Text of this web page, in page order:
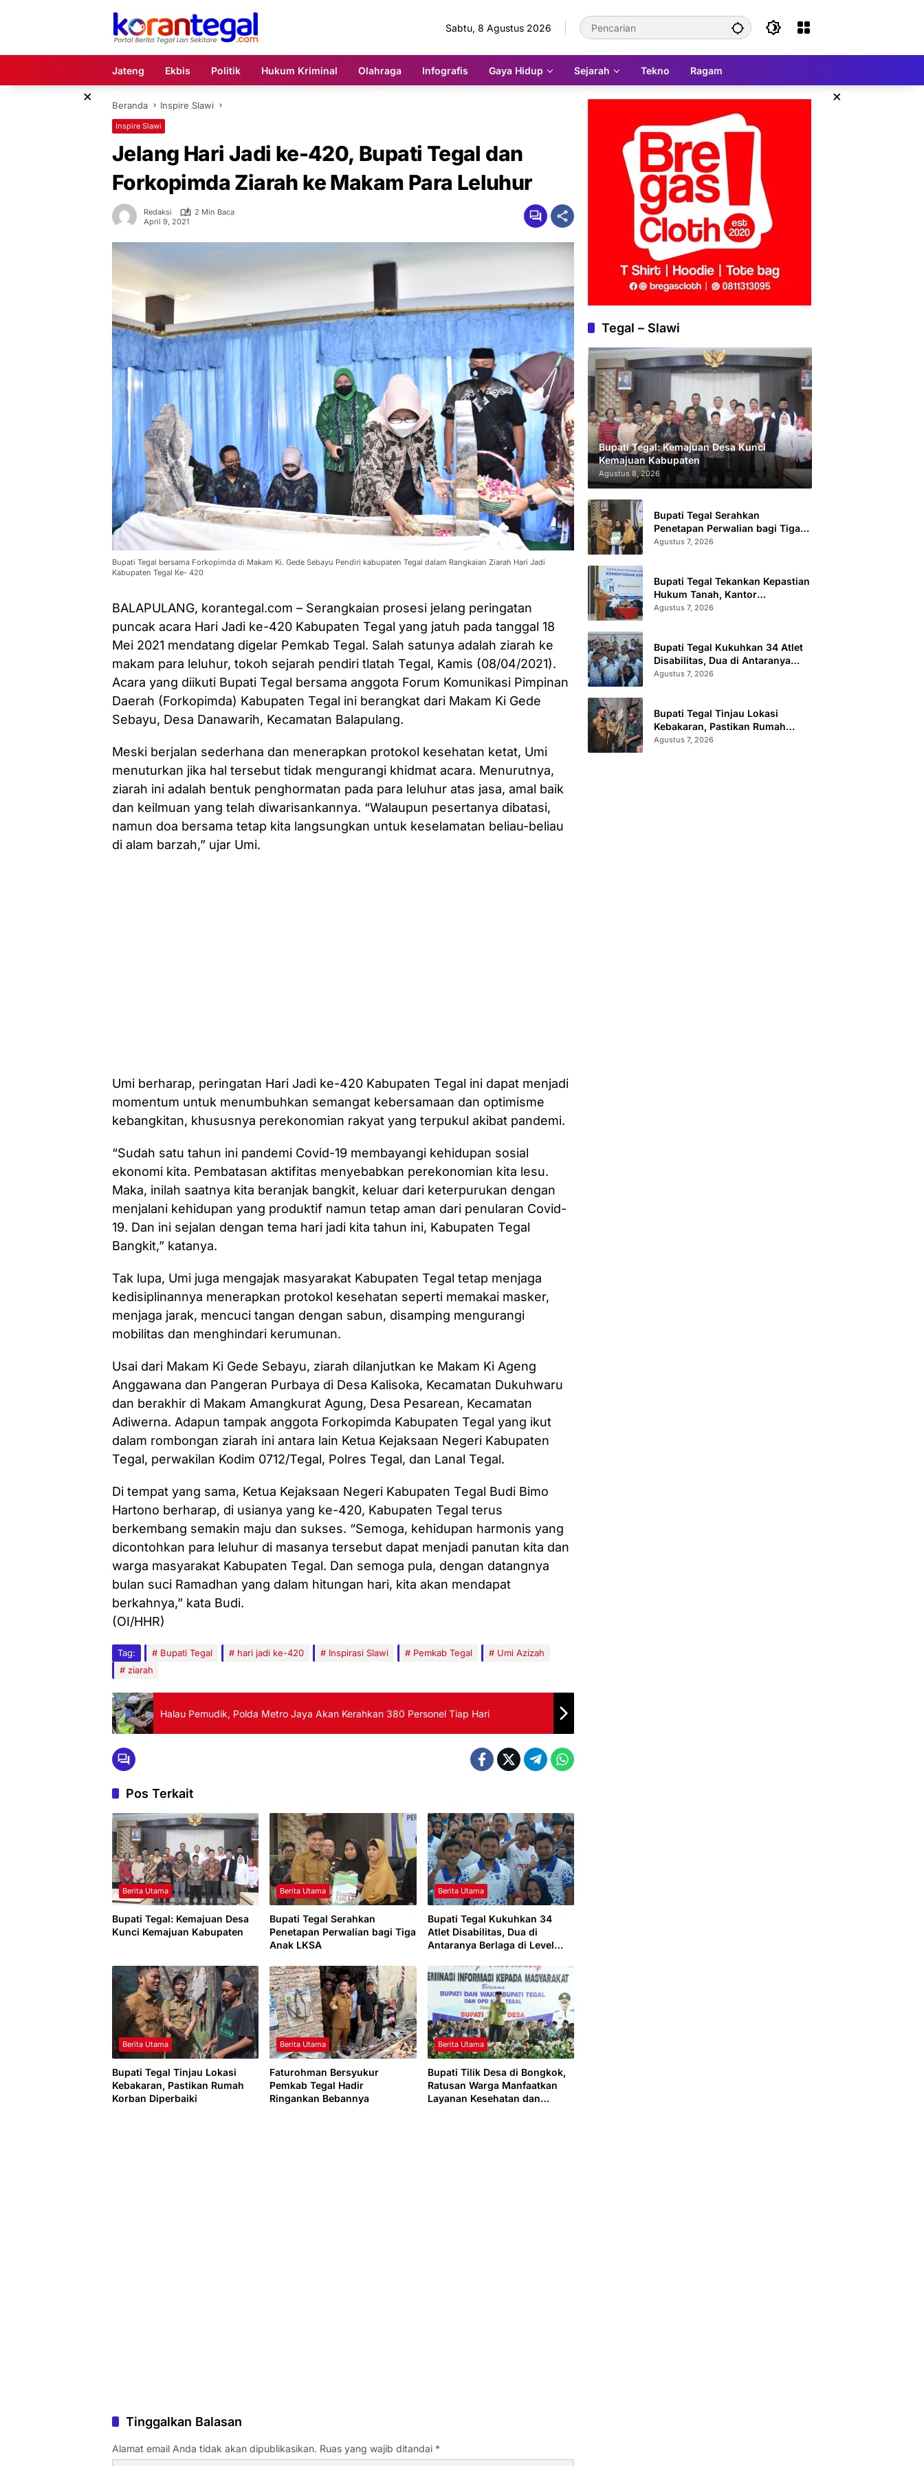
Sabtu, 8 Agustus 2026
Jateng Ekbis Politik Hukum Kriminal Olahraga Infografis Gaya Hidup Sejarah Tekno Ragam
× ×
Beranda Inspire Slawi
Inspire Slawi
Jelang Hari Jadi ke-420, Bupati Tegal dan
Forkopimda Ziarah ke Makam Para Leluhur
Redaksi
2 Min Baca
April 9, 2021
Bupati Tegal bersama Forkopimda di Makam Ki. Gede Sebayu Pendiri kabupaten Tegal dalam Rangkaian Ziarah Hari Jadi
Kabupaten Tegal Ke- 420
BALAPULANG, korantegal.com – Serangkaian prosesi jelang peringatan
puncak acara Hari Jadi ke-420 Kabupaten Tegal yang jatuh pada tanggal 18
Mei 2021 mendatang digelar Pemkab Tegal. Salah satunya adalah ziarah ke
makam para leluhur, tokoh sejarah pendiri tlatah Tegal, Kamis (08/04/2021).
Acara yang diikuti Bupati Tegal bersama anggota Forum Komunikasi Pimpinan
Daerah (Forkopimda) Kabupaten Tegal ini berangkat dari Makam Ki Gede
Sebayu, Desa Danawarih, Kecamatan Balapulang.
Meski berjalan sederhana dan menerapkan protokol kesehatan ketat, Umi
menuturkan jika hal tersebut tidak mengurangi khidmat acara. Menurutnya,
ziarah ini adalah bentuk penghormatan pada para leluhur atas jasa, amal baik
dan keilmuan yang telah diwarisankannya. “Walaupun pesertanya dibatasi,
namun doa bersama tetap kita langsungkan untuk keselamatan beliau-beliau
di alam barzah,” ujar Umi.
Umi berharap, peringatan Hari Jadi ke-420 Kabupaten Tegal ini dapat menjadi
momentum untuk menumbuhkan semangat kebersamaan dan optimisme
kebangkitan, khususnya perekonomian rakyat yang terpukul akibat pandemi.
“Sudah satu tahun ini pandemi Covid-19 membayangi kehidupan sosial
ekonomi kita. Pembatasan aktifitas menyebabkan perekonomian kita lesu.
Maka, inilah saatnya kita beranjak bangkit, keluar dari keterpurukan dengan
menjalani kehidupan yang produktif namun tetap aman dari penularan Covid-
19. Dan ini sejalan dengan tema hari jadi kita tahun ini, Kabupaten Tegal
Bangkit,” katanya.
Tak lupa, Umi juga mengajak masyarakat Kabupaten Tegal tetap menjaga
kedisiplinannya menerapkan protokol kesehatan seperti memakai masker,
menjaga jarak, mencuci tangan dengan sabun, disamping mengurangi
mobilitas dan menghindari kerumunan.
Usai dari Makam Ki Gede Sebayu, ziarah dilanjutkan ke Makam Ki Ageng
Anggawana dan Pangeran Purbaya di Desa Kalisoka, Kecamatan Dukuhwaru
dan berakhir di Makam Amangkurat Agung, Desa Pesarean, Kecamatan
Adiwerna. Adapun tampak anggota Forkopimda Kabupaten Tegal yang ikut
dalam rombongan ziarah ini antara lain Ketua Kejaksaan Negeri Kabupaten
Tegal, perwakilan Kodim 0712/Tegal, Polres Tegal, dan Lanal Tegal.
Di tempat yang sama, Ketua Kejaksaan Negeri Kabupaten Tegal Budi Bimo
Hartono berharap, di usianya yang ke-420, Kabupaten Tegal terus
berkembang semakin maju dan sukses. “Semoga, kehidupan harmonis yang
dicontohkan para leluhur di masanya tersebut dapat menjadi panutan kita dan
warga masyarakat Kabupaten Tegal. Dan semoga pula, dengan datangnya
bulan suci Ramadhan yang dalam hitungan hari, kita akan mendapat
berkahnya,” kata Budi.
(OI/HHR)
Tag: Bupati Tegal hari jadi ke-420 Inspirasi Slawi Pemkab Tegal
Umi Azizah
ziarah
Halau Pemudik, Polda Metro Jaya Akan Kerahkan 380 Personel Tiap Hari
Pos Terkait
Berita Utama
Bupati Tegal: Kemajuan Desa
Kunci Kemajuan Kabupaten
Berita Utama
Bupati Tegal Serahkan
Penetapan Perwalian bagi Tiga
Anak LKSA
Berita Utama
Bupati Tegal Kukuhkan 34
Atlet Disabilitas, Dua di
Antaranya Berlaga di Level
Berita Utama
Bupati Tegal Tinjau Lokasi
Kebakaran, Pastikan Rumah
Korban Diperbaiki
Berita Utama
Faturohman Bersyukur
Pemkab Tegal Hadir
Ringankan Bebannya
Berita Utama
Bupati Tilik Desa di Bongkok,
Ratusan Warga Manfaatkan
Layanan Kesehatan dan
Tinggalkan Balasan
Alamat email Anda tidak akan dipublikasikan. Ruas yang wajib ditandai *
Tegal – Slawi
Bupati Tegal: Kemajuan Desa Kunci
Kemajuan Kabupaten
Agustus 8, 2026
Bupati Tegal Serahkan
Penetapan Perwalian bagi Tiga
Anak LKSA
Agustus 7, 2026
Bupati Tegal Tekankan Kepastian
Hukum Tanah, Kantor
Pertanahan Catat 296.869
Agustus 7, 2026
Bupati Tegal Kukuhkan 34 Atlet
Disabilitas, Dua di Antaranya
Berlaga di Level Dunia
Agustus 7, 2026
Bupati Tegal Tinjau Lokasi
Kebakaran, Pastikan Rumah
Korban Diperbaiki
Agustus 7, 2026